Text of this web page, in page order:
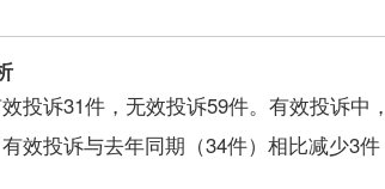
诉31件，无效投诉59件。有效投诉中
效投诉与去年同期（34件）相比减少3